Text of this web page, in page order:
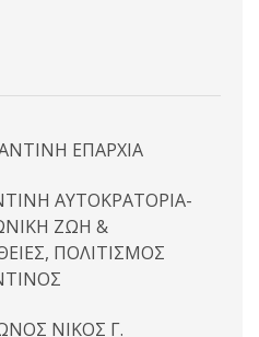
ΕΠΑΡΧΙΑ
ΑΥΤΟΚΡΑΤΟΡΙΑ-
ΖΩΗ &
ΠΟΛΙΤΙΣΜΟΣ
ΝΙΚΟΣ Γ.